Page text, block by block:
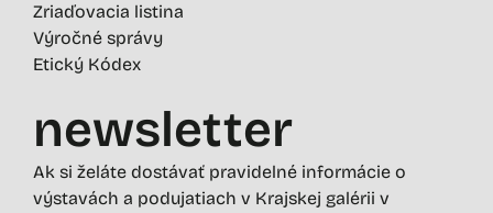
Zriaďovacia listina
Výročné správy
Etický Kódex
newsletter
Ak si želáte dostávať pravidelné informácie o
výstavách a podujatiach v Krajskej galérii v